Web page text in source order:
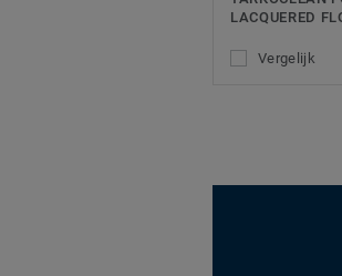
LACQUERED
Vergelijk